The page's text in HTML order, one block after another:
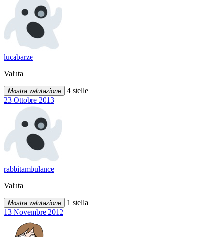
lucabarze
Valuta
Mostra valutazione
4 stelle
23 Ottobre 2013
rabbitambulance
Valuta
Mostra valutazione
1 stella
13 Novembre 2012